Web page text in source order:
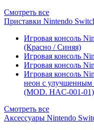
Смотреть все
Приставки Nintendo
Игровая консоль
(Красно / Синяя)
Игровая консоль
Игровая консоль
Игровая консоль
неон с улучшенным
(MOD. HAC-001-01)
Смотреть все
Аксессуары Nintendo